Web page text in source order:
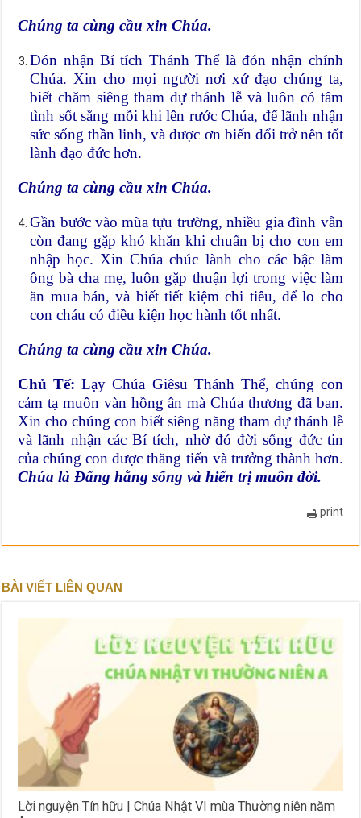
Chúng ta cùng cầu xin Chúa.
Đón nhận Bí tích Thánh Thể là đón nhận chính
Chúa. Xin cho mọi người nơi xứ đạo chúng ta,
biết chăm siêng tham dự thánh lễ và luôn có tâm
tình sốt sắng mỗi khi lên rước Chúa, để lãnh nhận
sức sống thần linh, và được ơn biến đổi trở nên tốt
lành đạo đức hơn.
Chúng ta cùng cầu xin Chúa.
Gần bước vào mùa tựu trường, nhiều gia đình vẫn
còn đang gặp khó khăn khi chuẩn bị cho con em
nhập học. Xin Chúa chúc lành cho các bậc làm
ông bà cha mẹ, luôn gặp thuận lợi trong việc làm
ăn mua bán, và biết tiết kiệm chi tiêu, để lo cho
con cháu có điều kiện học hành tốt nhất.
Chúng ta cùng cầu xin Chúa.
Chủ Tế:Lạy Chúa Giêsu Thánh Thể, chúng con
cảm tạ muôn vàn hồng ân mà Chúa thương đã ban.
Xin cho chúng con biết siêng năng tham dự thánh lễ
và lãnh nhận các Bí tích, nhờ đó đời sống đức tin
của chúng con được thăng tiến và trưởng thành hơn.
Chúa là Đấng hằng sống và hiển trị muôn đời.
print
BÀI VIẾT LIÊN QUAN
Lời nguyện Tín hữu | Chúa Nhật VI mùa Thường niên năm